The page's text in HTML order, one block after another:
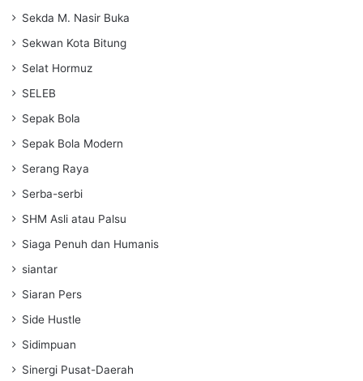
Sekda M. Nasir Buka
Sekwan Kota Bitung
Selat Hormuz
SELEB
Sepak Bola
Sepak Bola Modern
Serang Raya
Serba-serbi
SHM Asli atau Palsu
Siaga Penuh dan Humanis
siantar
Siaran Pers
Side Hustle
Sidimpuan
Sinergi Pusat-Daerah